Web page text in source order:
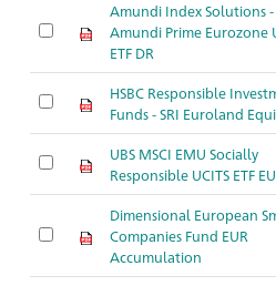
Amundi Index Solutions -
Amundi Prime Eurozone
ETF DR
HSBC Responsible
Funds - SRI Euroland
UBS MSCI EMU Socially
Responsible UCITS ETF
Dimensional European
Companies Fund EUR
Accumulation